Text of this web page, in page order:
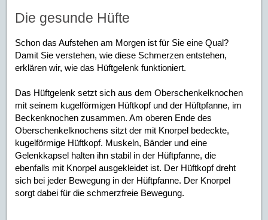
Die gesunde Hüfte
Schon das Aufstehen am Morgen ist für Sie eine Qual?
Damit Sie verstehen, wie diese Schmerzen entstehen,
erklären wir, wie das Hüftgelenk funktioniert.
Das Hüftgelenk setzt sich aus dem Oberschenkelknochen
mit seinem kugelförmigen Hüftkopf und der Hüftpfanne, im
Beckenknochen zusammen. Am oberen Ende des
Oberschenkelknochens sitzt der mit Knorpel bedeckte,
kugelförmige Hüftkopf. Muskeln, Bänder und eine
Gelenkkapsel halten ihn stabil in der Hüftpfanne, die
ebenfalls mit Knorpel ausgekleidet ist. Der Hüftkopf dreht
sich bei jeder Bewegung in der Hüftpfanne. Der Knorpel
sorgt dabei für die schmerzfreie Bewegung.